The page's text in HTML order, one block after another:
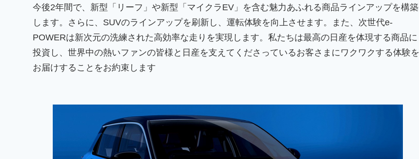
今後2年間で、新型「リーフ」や新型「マイクラEV」を含む魅力あふれる商品ラインアップを構築
します。さらに、SUVのラインアップを刷新し、運転体験を向上させます。また、次世代e-
POWERは新次元の洗練された高効率な走りを実現します。私たちは最高の日産を体現する商品に
投資し、世界中の熱いファンの皆様と日産を支えてくださっているお客さまにワクワクする体験を
お届けすることをお約束します